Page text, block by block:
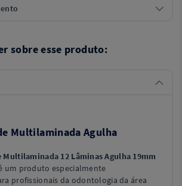
sobre esse produto:
Multilaminada Agulha
Multilaminada 12 Lâminas Agulha 19mm
um produto especialmente
profissionais da odontologia da área